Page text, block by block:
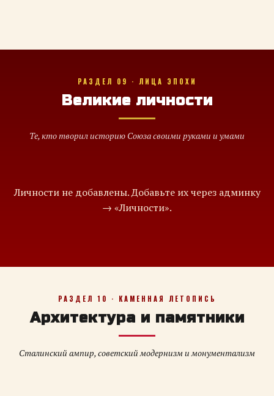
РАЗДЕЛ 09 · ЛИЦА ЭПОХИ
Великие личности
Те, кто творил историю Союза своими руками и умами
Личности не добавлены. Добавьте их через админку
→ «Личности».
РАЗДЕЛ 10 · КАМЕННАЯ ЛЕТОПИСЬ
Архитектура и памятники
Сталинский ампир, советский модернизм и монументализм